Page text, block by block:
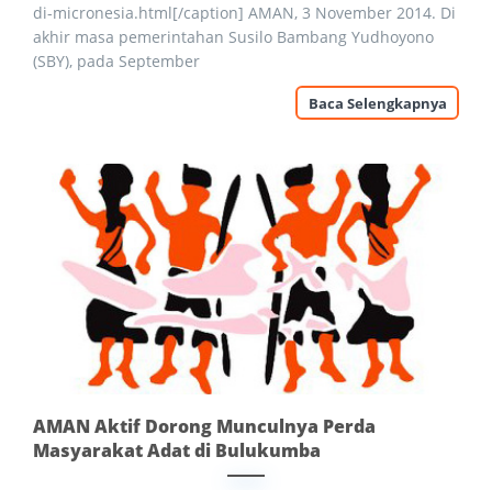
di-micronesia.html[/caption] AMAN, 3 November 2014. Di
akhir masa pemerintahan Susilo Bambang Yudhoyono
(SBY), pada September
Baca Selengkapnya
AMAN Aktif Dorong Munculnya Perda
Masyarakat Adat di Bulukumba